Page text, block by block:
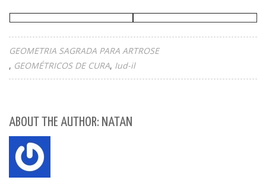
GEOMETRIA SAGRADA PARA ARTROSE
GEOMÉTRICOS DE CURA Iud-il
ABOUT THE AUTHOR: NATAN